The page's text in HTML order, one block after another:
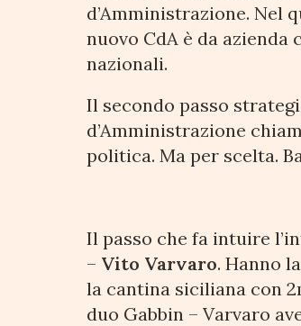
d’Amministrazione. Nel
nuovo CdA è da
nazionali.
Il secondo passo
d’Amministrazione
politica. Ma per scelta.
Il passo che fa intuire
– Vito Varvaro. Hanno
la cantina siciliana con
duo Gabbin – Varvaro